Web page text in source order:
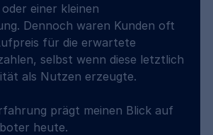
einer kleinen
Dennoch waren Kunden oft
für die erwartete
selbst wenn diese letztlich
als Nutzen erzeugte.
prägt meinen Blick auf
heute.